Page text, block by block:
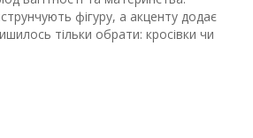
фігуру, а акценту додає
тільки обрати: кросівки чи